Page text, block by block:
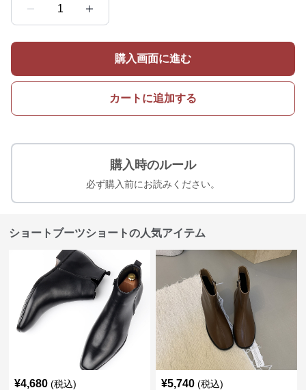
1
購入画面に進む
カートに追加する
購入時のルール
必ず購入前にお読みください。
ショートブーツショートの人気アイテム
¥4,680 (税込) ¥5,740 (税込)